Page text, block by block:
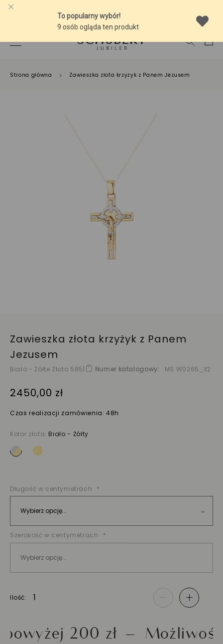
Strona główna Zawieszka złota krzyżyk z Panem Jezusem
Zawieszka złota krzyżyk z Panem
Jezusem
Biało - Żółte Złoto 585| Numer katalogowy MS W0265_X2
2450,00 zł
Czas realizacji zamówienia: 48h
Kolor złota: Biało - Żółty
Długość w centymetrach
Szerokość w centymetrach
Ilość - +
200 zł Możliwość